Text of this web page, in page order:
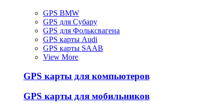
GPS BMW
GPS для Субару
GPS для Фольксвагена
GPS карты Audi
GPS карты SAAB
View More
GPS карты для компьютеров
GPS карты для мобильников